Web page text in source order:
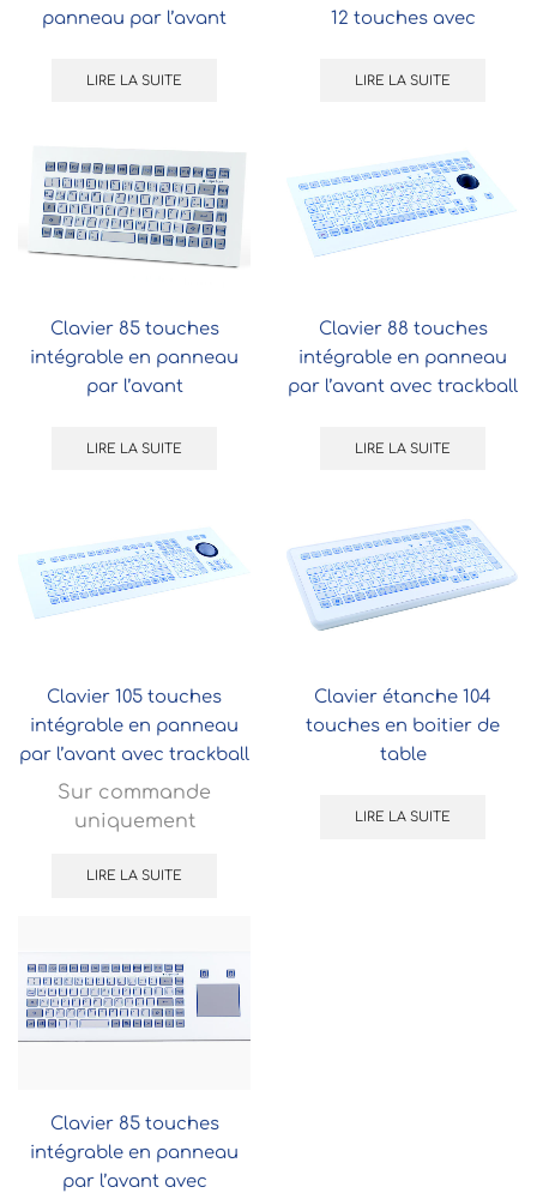
panneau par l’avant
LIRE LA SUITE
12 touches avec
interface RS232
LIRE LA SUITE
Clavier 85 touches
intégrable en panneau
par l’avant
LIRE LA SUITE
Clavier 88 touches
intégrable en panneau
par l’avant avec trackball
LIRE LA SUITE
Clavier 105 touches
intégrable en panneau
par l’avant avec trackball
Sur commande
uniquement
LIRE LA SUITE
Clavier étanche 104
touches en boitier de
table
LIRE LA SUITE
Clavier 85 touches
intégrable en panneau
par l’avant avec